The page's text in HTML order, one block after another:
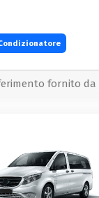
fornito da